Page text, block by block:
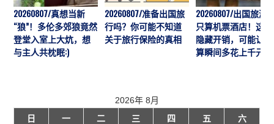
20260807/真想当新
“狼”！多伦多郊狼竟然
登堂入室上大炕，想
与主人共枕眠:)
20260807/准备出国旅
行吗？你可能不知道
关于旅行保险的真相
20260807/出国旅游
只算机票酒店！这7
隐藏开销，可能让预
算瞬间多花上千元
2026年 8月
日
一 二 三 四 五 六